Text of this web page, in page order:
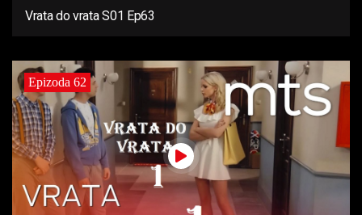
Vrata do vrata S01 Ep63
Epizoda 62